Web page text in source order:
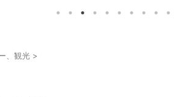
、観光 >